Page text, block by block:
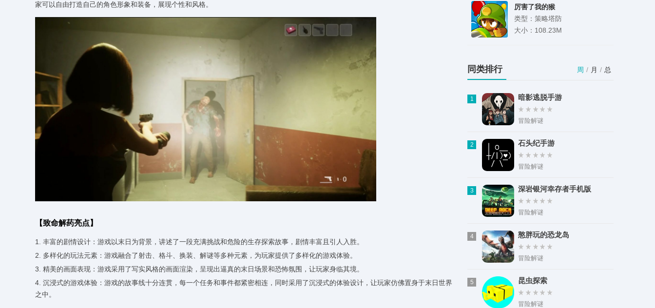
家可以自由打造自己的角色形象和装备，展现个性和风格。
【致命解药亮点】
1. 丰富的剧情设计：游戏以末日为背景，讲述了一段充满挑战和危险的生存探索故事，剧情丰富且引人入胜。
2. 多样化的玩法元素：游戏融合了射击、格斗、换装、解谜等多种元素，为玩家提供了多样化的游戏体验。
3. 精美的画面表现：游戏采用了写实风格的画面渲染，呈现出逼真的末日场景和恐怖氛围，让玩家身临其境。
4. 沉浸式的游戏体验：游戏的故事线十分连贯，每一个任务和事件都紧密相连，同时采用了沉浸式的体验设计，让玩家仿佛置身于末日世界
之中。
厉害了我的猴
类型：策略塔防
大小：108.23M
表盘自定义工具小米手环7
类型：健康医疗
周 / 月 / 总
同类排行
1 暗影逃脱手游
冒险解谜
2 石头纪手游
冒险解谜
3 深岩银河幸存者手机版
冒险解谜
4 憨胖玩的恐龙岛
冒险解谜
5 昆虫探索
冒险解谜